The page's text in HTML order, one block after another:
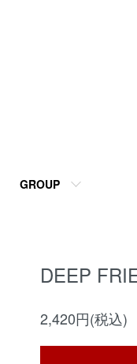
GROUP
DEEP
2,420円(税込)